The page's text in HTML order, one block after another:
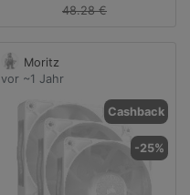
48.28 €
Moritz
vor ~1 Jahr
Cashback
-25%